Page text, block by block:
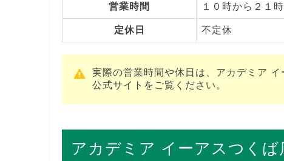
営業時間 １０時から２１時
定休日 不定休
実際の営業時間や休日は、アカデミア
公式サイトをご覧ください。
アカデミア イーアスつくば